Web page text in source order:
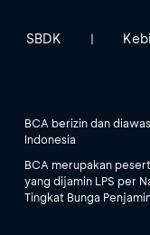
SBDK |
BCA berizin dan
Indonesia
BCA merupakan
yang dijamin LPS per
Tingkat Bunga